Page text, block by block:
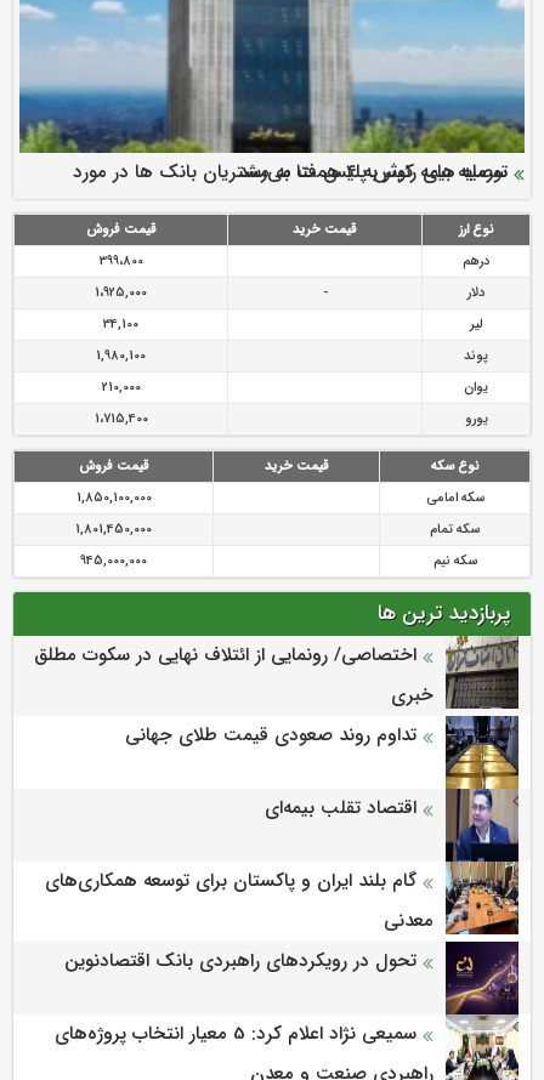
ارزش سهام عدالت بالا رفت
سرمایه بیمه کوثر به ۴ همت می‌رسد
نود ثانیه با فولاد سنگان
تقدیر دبیرکل سندیکای بیمه گران ایران از اقدامات مدیرعامل بیمه
رازی
توصیه های رئیس پلیس فتا به مشتریان بانک ها در مورد
پیشگیری از سرقت های مجازی
نوع ارز قیمت خرید
قیمت فروش
درهم
399،800
دلار
-
1،925,000
لیر
34,100
پوند
1,980,100
یوان
210,000
یورو
1،715,400
نوع سکه قیمت خرید
قیمت فروش
سکه امامی
1,850,100,000
سکه تمام
1,801,450,000
سکه نیم
945,000,000
پربازدید ترین ها
اختصاصی/ رونمایی از ائتلاف‌ نهایی در سکوت مطلق
خبری
تداوم روند صعودی قیمت طلای جهانی
اقتصاد تقلب بیمه‌ای
گام بلند ایران و پاکستان برای توسعه همکاری‌های
معدنی
تحول در رویکردهای راهبردی بانک اقتصادنوین
سمیعی‌ نژاد اعلام کرد: 5 معیار انتخاب پروژه‌های